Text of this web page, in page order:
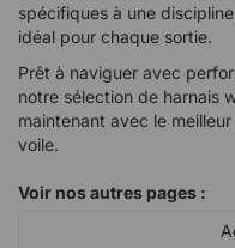
spécifiques à une
idéal pour chaque sortie.
Prêt à naviguer avec
notre sélection de harnais
maintenant avec le
voile.
Voir nos autres pages :